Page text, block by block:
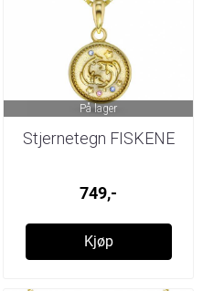
På lager
Stjernetegn FISKENE
749,-
Kjøp